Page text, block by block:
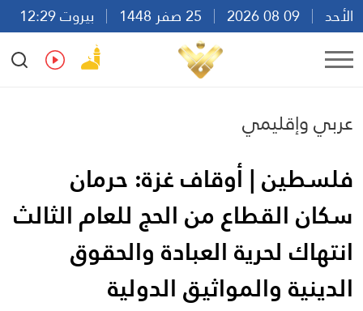
الأحد
بيروت 12:29
Ar
En Fr Es
عربي وإقليمي
فلسطين | أوقاف غزة: حرمان
سكان القطاع من الحج للعام الثالث
انتهاك لحرية العبادة والحقوق
الدينية والمواثيق الدولية